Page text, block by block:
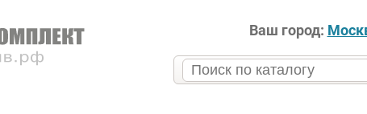
Ваш город: